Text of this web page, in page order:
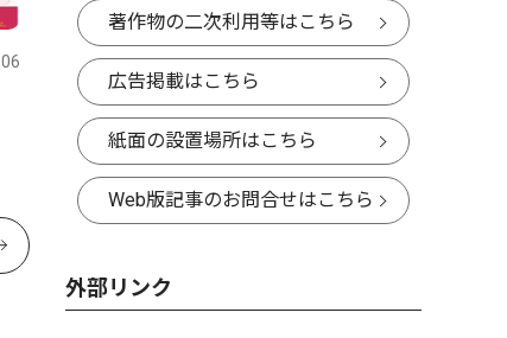
著作物の二次利用等はこちら
広告掲載はこちら
紙面の設置場所はこちら
Web版記事のお問合せはこちら
外部リンク